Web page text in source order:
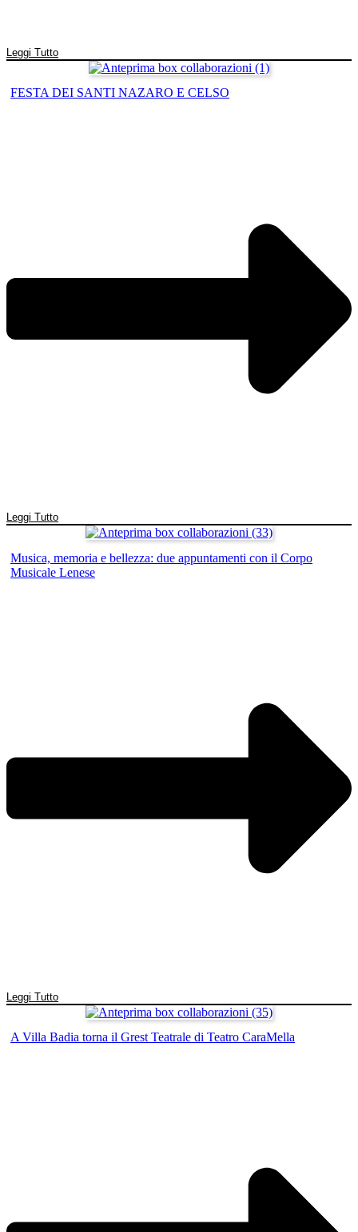
Leggi Tutto
FESTA DEI SANTI NAZARO E CELSO
Leggi Tutto
Musica, memoria e bellezza: due appuntamenti con il Corpo
Musicale Lenese
Leggi Tutto
A Villa Badia torna il Grest Teatrale di Teatro CaraMella